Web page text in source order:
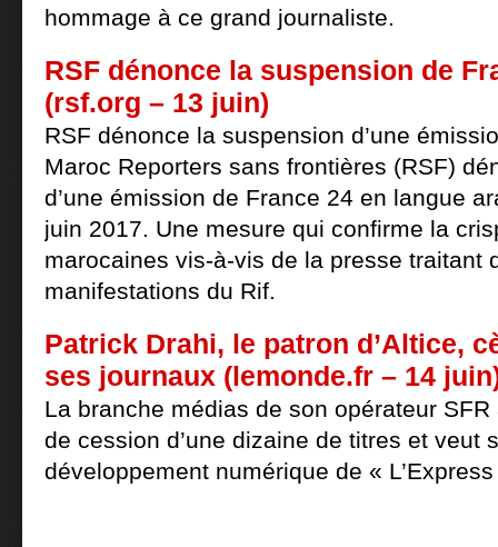
hommage à ce grand journaliste.
RSF dénonce la suspension de
(rsf.org – 13 juin)
RSF dénonce la suspension d’une
Maroc Reporters sans frontières (RSF)
d’une émission de France 24 en langue
juin 2017. Une mesure qui confirme la
marocaines vis-à-vis de la presse traitant
manifestations du Rif.
Patrick Drahi, le patron d’Altice,
ses journaux (lemonde.fr – 14
La branche médias de son opérateur
de cession d’une dizaine de titres et veut
développement numérique de «